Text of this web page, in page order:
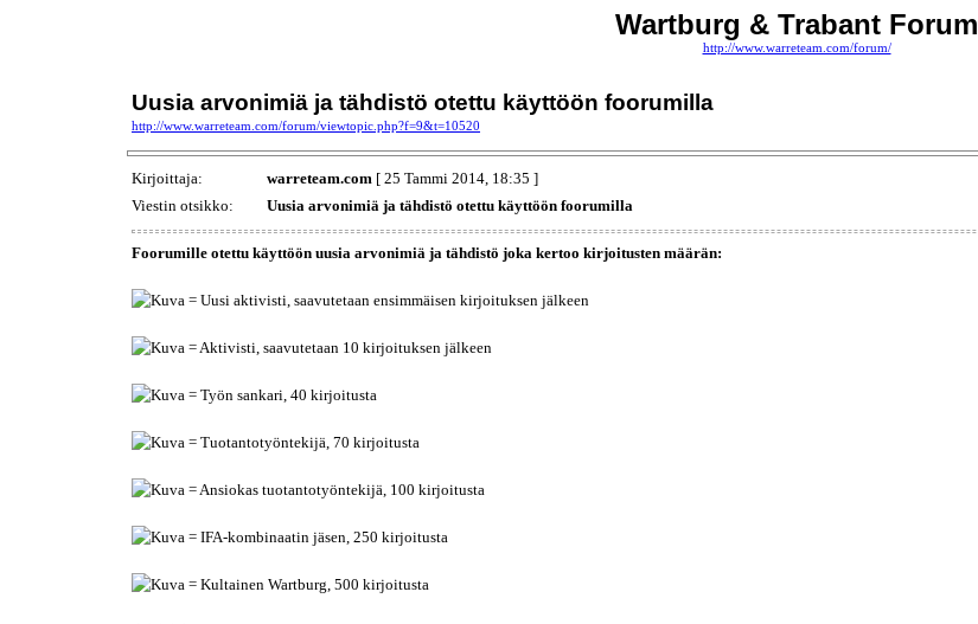
Wartburg & Trabant Forum
http://www.warreteam.com/forum/
Uusia arvonimiä ja tähdistö otettu käyttöön foorumilla
http://www.warreteam.com/forum/viewtopic.php?f=9&t=10520
Kirjoittaja: warreteam.com [ 25 Tammi 2014, 18:35 ]
Viestin otsikko:
Uusia arvonimiä ja tähdistö otettu käyttöön foorumilla
Foorumille otettu käyttöön uusia arvonimiä ja tähdistö joka kertoo kirjoitusten määrän:
= Uusi aktivisti, saavutetaan ensimmäisen kirjoituksen jälkeen
= Aktivisti, saavutetaan 10 kirjoituksen jälkeen
= Työn sankari, 40 kirjoitusta
= Tuotantotyöntekijä, 70 kirjoitusta
= Ansiokas tuotantotyöntekijä, 100 kirjoitusta
= IFA-kombinaatin jäsen, 250 kirjoitusta
= Kultainen Wartburg, 500 kirjoitusta